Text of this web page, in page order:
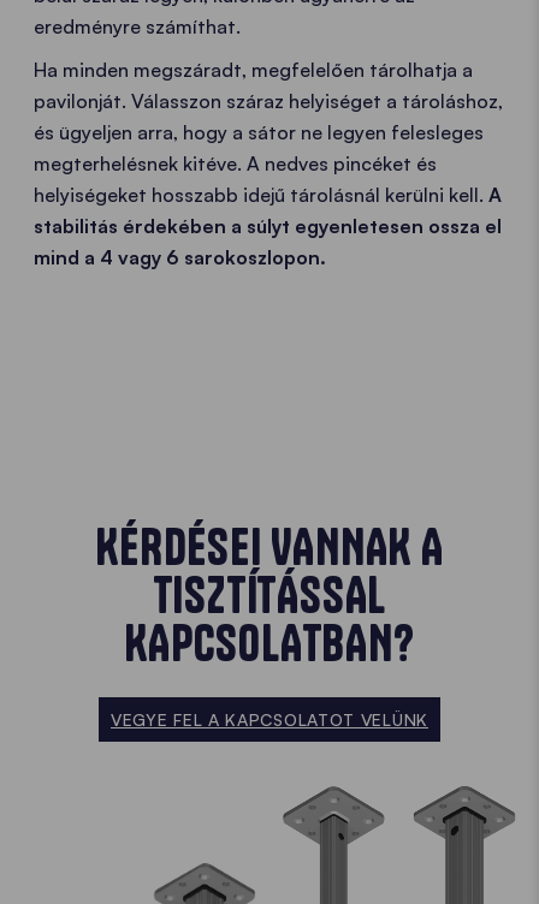
eredményre számíthat.
Ha minden megszáradt, megfelelően tárolhatja a
pavilonját. Válasszon száraz helyiséget a tároláshoz,
és ügyeljen arra, hogy a sátor ne legyen felesleges
megterhelésnek kitéve. A nedves pincéket és
helyiségeket hosszabb idejű tárolásnál kerülni kell. A
stabilitás érdekében a súlyt egyenletesen ossza el
mind a 4 vagy 6 sarokoszlopon.
KÉRDÉSEI VANNAK A
TISZTÍTÁSSAL
KAPCSOLATBAN?
VEGYE FEL A KAPCSOLATOT VELÜNK